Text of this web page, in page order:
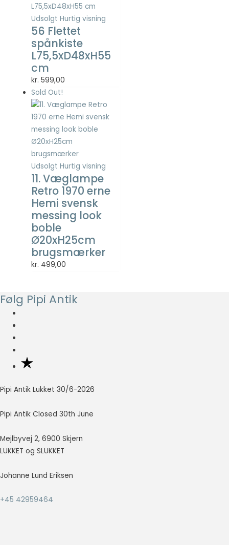
var:
kr. 75,00.
er:
kr. 30,00.
Udsolgt Hurtig visning
56 Flettet
spånkiste
L75,5xD48xH55
cm
kr. 599,00
Sold Out!
Udsolgt Hurtig visning
11. Væglampe
Retro 1970 erne
Hemi svensk
messing look
boble
Ø20xH25cm
brugsmærker
kr. 499,00
Følg Pipi Antik
Pipi Antik Lukket 30/6-2026
Pipi Antik Closed 30th June
Mejlbyvej 2, 6900 Skjern
LUKKET og SLUKKET
Johanne Lund Eriksen
+45 42959464
områder af
hjemmesiden.
Hjemmesiden
kan ikke fungere
ordentligt uden
disse cookies.
Statistisk
Statistisk
cookies
webstedsejere
med at forstå,
hvordan de
besøgende
interagerer
hjemmesider
ved at
indsamle og
rapportere
oplysninger
anonymt.
hjemmeside
nægter disse
del
fra
cookies
spore